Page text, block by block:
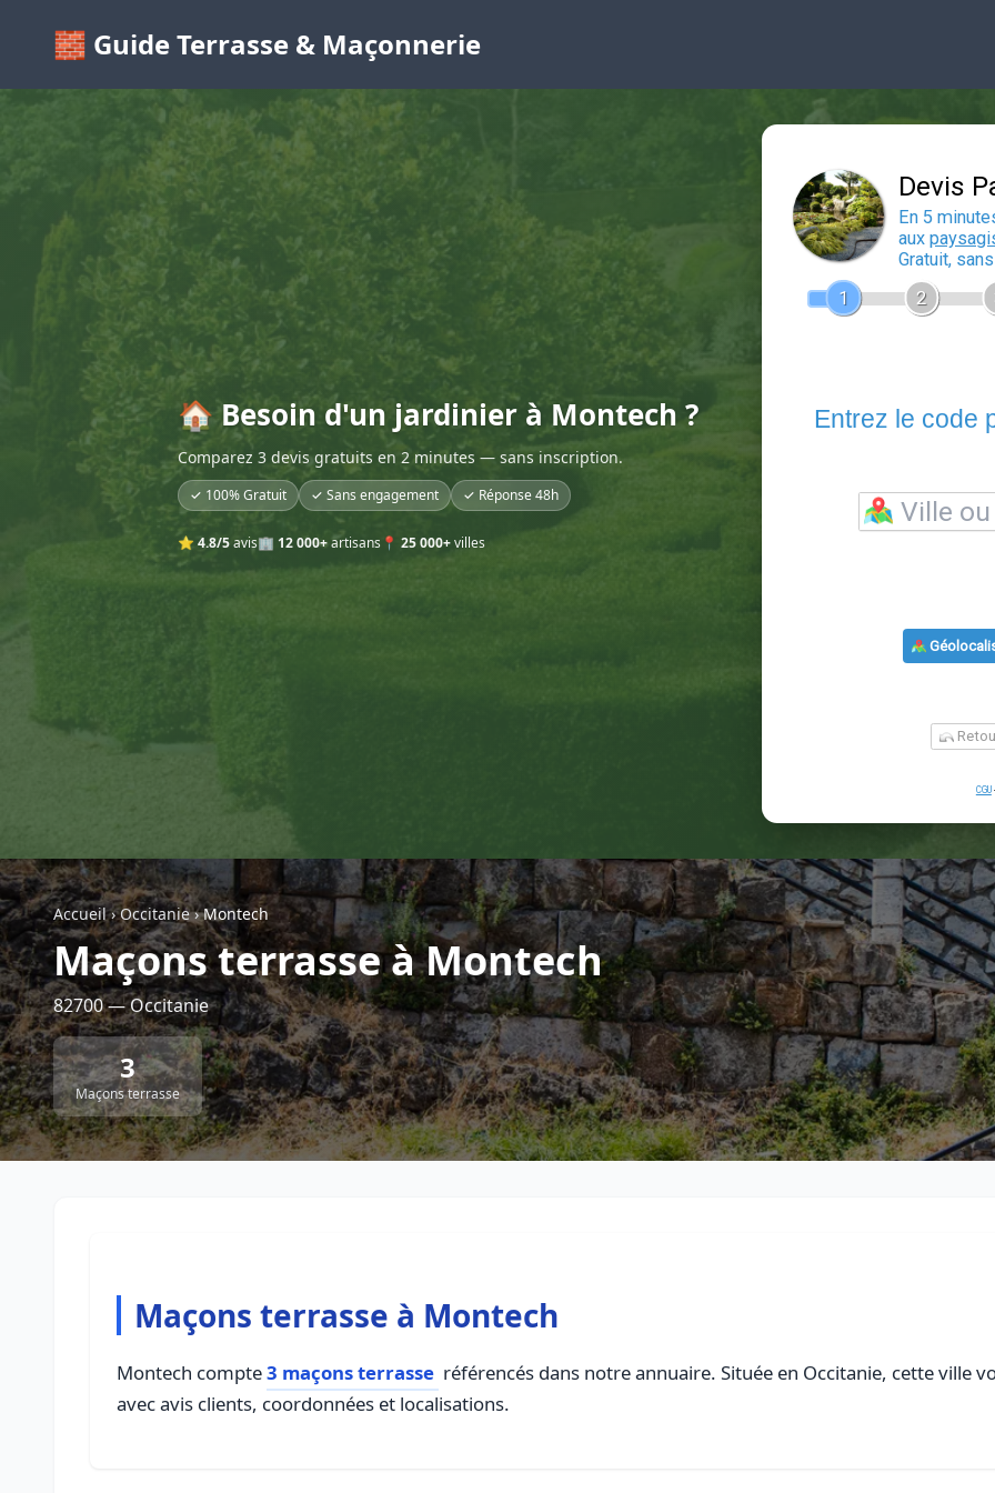
🧱 Guide Terrasse & Maçonnerie
🏠 Besoin d'un jardinier à Montech ?
Comparez 3 devis gratuits en 2 minutes — sans inscription.
✓ 100% Gratuit ✓ Sans engagement ✓ Réponse 48h
⭐ 4.8/5avis🏢 12 000+artisans 📍 25 000+villes
Accueil›Occitanie›Montech
Maçons terrasse à Montech
82700 — Occitanie
3
Maçons terrasse
Maçons terrasse à Montech
Montech compte3 maçons terrasse référencés dans notre annuaire. Située en Occitanie, cette ville
avec avis clients, coordonnées et localisations.